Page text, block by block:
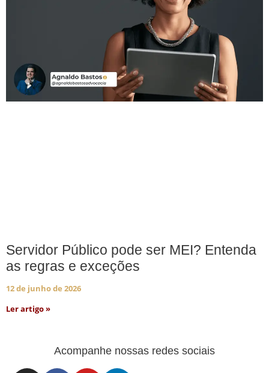
Servidor Público pode ser MEI? Entenda
as regras e exceções
12 de junho de 2026
Ler artigo »
Acompanhe nossas redes sociais